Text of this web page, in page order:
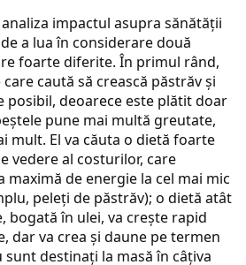
impactul asupra sănătății
a lua în considerare două
foarte diferite. În primul rând,
caută să crească păstrăv și
posibil, deoarece este plătit doar
pune mai multă greutate,
mult. El va căuta o dietă foarte
vedere al costurilor, care
de energie la cel mai mic
peleți de păstrăv); o dietă atât
bogată în ulei, va crește rapid
dar va crea și daune pe termen
destinați la masă în câțiva